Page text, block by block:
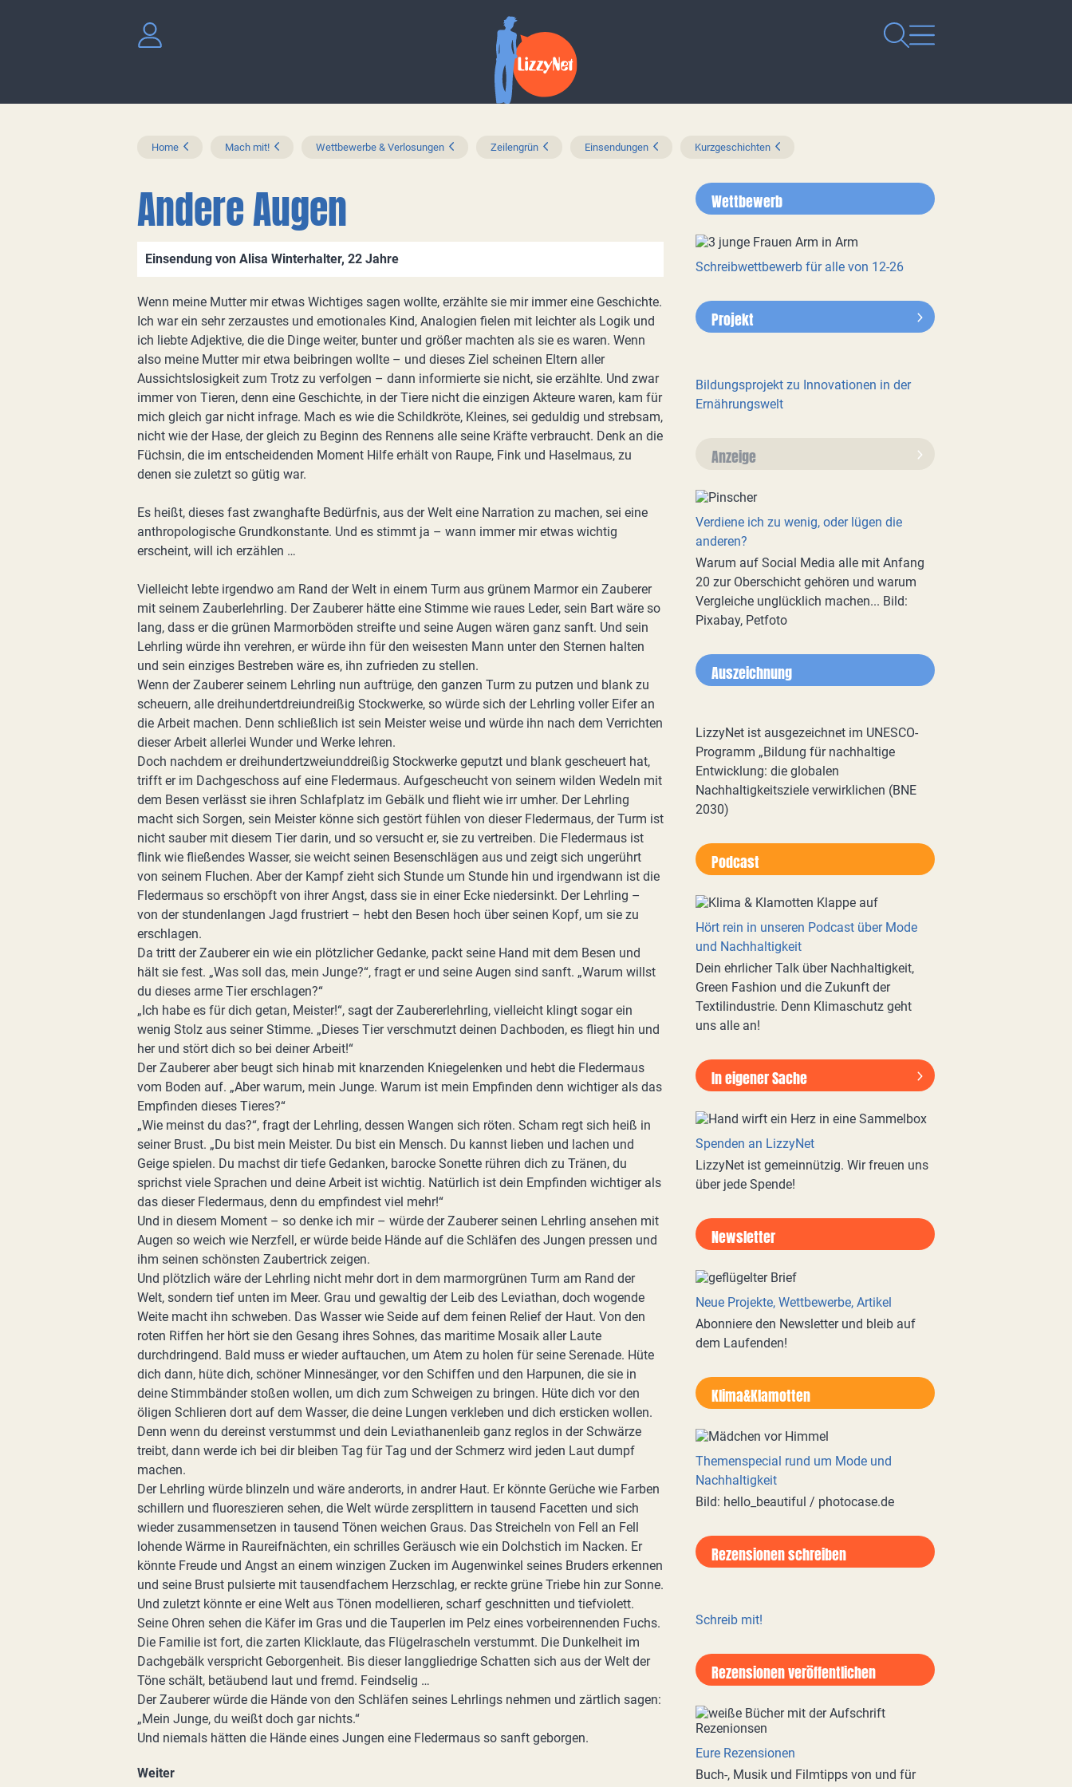
Home Mach mit! Wettbewerbe & Verlosungen Zeilengrün Einsendungen Kurzgeschichten
Andere Augen
Einsendung von Alisa Winterhalter, 22 Jahre
Wenn meine Mutter mir etwas Wichtiges sagen wollte, erzählte sie mir immer eine Geschichte.
Ich war ein sehr zerzaustes und emotionales Kind, Analogien fielen mit leichter als Logik und
ich liebte Adjektive, die die Dinge weiter, bunter und größer machten als sie es waren. Wenn
also meine Mutter mir etwa beibringen wollte – und dieses Ziel scheinen Eltern aller
Aussichtslosigkeit zum Trotz zu verfolgen – dann informierte sie nicht, sie erzählte. Und zwar
immer von Tieren, denn eine Geschichte, in der Tiere nicht die einzigen Akteure waren, kam für
mich gleich gar nicht infrage. Mach es wie die Schildkröte, Kleines, sei geduldig und strebsam,
nicht wie der Hase, der gleich zu Beginn des Rennens alle seine Kräfte verbraucht. Denk an die
Füchsin, die im entscheidenden Moment Hilfe erhält von Raupe, Fink und Haselmaus, zu
denen sie zuletzt so gütig war.
Es heißt, dieses fast zwanghafte Bedürfnis, aus der Welt eine Narration zu machen, sei eine
anthropologische Grundkonstante. Und es stimmt ja – wann immer mir etwas wichtig
erscheint, will ich erzählen …
Vielleicht lebte irgendwo am Rand der Welt in einem Turm aus grünem Marmor ein Zauberer
mit seinem Zauberlehrling. Der Zauberer hätte eine Stimme wie raues Leder, sein Bart wäre so
lang, dass er die grünen Marmorböden streifte und seine Augen wären ganz sanft. Und sein
Lehrling würde ihn verehren, er würde ihn für den weisesten Mann unter den Sternen halten
und sein einziges Bestreben wäre es, ihn zufrieden zu stellen.
Wenn der Zauberer seinem Lehrling nun auftrüge, den ganzen Turm zu putzen und blank zu
scheuern, alle dreihundertdreiundreißig Stockwerke, so würde sich der Lehrling voller Eifer an
die Arbeit machen. Denn schließlich ist sein Meister weise und würde ihn nach dem Verrichten
dieser Arbeit allerlei Wunder und Werke lehren.
Doch nachdem er dreihundertzweiunddreißig Stockwerke geputzt und blank gescheuert hat,
trifft er im Dachgeschoss auf eine Fledermaus. Aufgescheucht von seinem wilden Wedeln mit
dem Besen verlässt sie ihren Schlafplatz im Gebälk und flieht wie irr umher. Der Lehrling
macht sich Sorgen, sein Meister könne sich gestört fühlen von dieser Fledermaus, der Turm ist
nicht sauber mit diesem Tier darin, und so versucht er, sie zu vertreiben. Die Fledermaus ist
flink wie fließendes Wasser, sie weicht seinen Besenschlägen aus und zeigt sich ungerührt
von seinem Fluchen. Aber der Kampf zieht sich Stunde um Stunde hin und irgendwann ist die
Fledermaus so erschöpft von ihrer Angst, dass sie in einer Ecke niedersinkt. Der Lehrling –
von der stundenlangen Jagd frustriert – hebt den Besen hoch über seinen Kopf, um sie zu
erschlagen.
Da tritt der Zauberer ein wie ein plötzlicher Gedanke, packt seine Hand mit dem Besen und
hält sie fest. „Was soll das, mein Junge?“, fragt er und seine Augen sind sanft. „Warum willst
du dieses arme Tier erschlagen?“
„Ich habe es für dich getan, Meister!“, sagt der Zaubererlehrling, vielleicht klingt sogar ein
wenig Stolz aus seiner Stimme. „Dieses Tier verschmutzt deinen Dachboden, es fliegt hin und
her und stört dich so bei deiner Arbeit!“
Der Zauberer aber beugt sich hinab mit knarzenden Kniegelenken und hebt die Fledermaus
vom Boden auf. „Aber warum, mein Junge. Warum ist mein Empfinden denn wichtiger als das
Empfinden dieses Tieres?“
„Wie meinst du das?“, fragt der Lehrling, dessen Wangen sich röten. Scham regt sich heiß in
seiner Brust. „Du bist mein Meister. Du bist ein Mensch. Du kannst lieben und lachen und
Geige spielen. Du machst dir tiefe Gedanken, barocke Sonette rühren dich zu Tränen, du
sprichst viele Sprachen und deine Arbeit ist wichtig. Natürlich ist dein Empfinden wichtiger als
das dieser Fledermaus, denn du empfindest viel mehr!“
Und in diesem Moment – so denke ich mir – würde der Zauberer seinen Lehrling ansehen mit
Augen so weich wie Nerzfell, er würde beide Hände auf die Schläfen des Jungen pressen und
ihm seinen schönsten Zaubertrick zeigen.
Und plötzlich wäre der Lehrling nicht mehr dort in dem marmorgrünen Turm am Rand der
Welt, sondern tief unten im Meer. Grau und gewaltig der Leib des Leviathan, doch wogende
Weite macht ihn schweben. Das Wasser wie Seide auf dem feinen Relief der Haut. Von den
roten Riffen her hört sie den Gesang ihres Sohnes, das maritime Mosaik aller Laute
durchdringend. Bald muss er wieder auftauchen, um Atem zu holen für seine Serenade. Hüte
dich dann, hüte dich, schöner Minnesänger, vor den Schiffen und den Harpunen, die sie in
deine Stimmbänder stoßen wollen, um dich zum Schweigen zu bringen. Hüte dich vor den
öligen Schlieren dort auf dem Wasser, die deine Lungen verkleben und dich ersticken wollen.
Denn wenn du dereinst verstummst und dein Leviathanenleib ganz reglos in der Schwärze
treibt, dann werde ich bei dir bleiben Tag für Tag und der Schmerz wird jeden Laut dumpf
machen.
Der Lehrling würde blinzeln und wäre anderorts, in andrer Haut. Er könnte Gerüche wie Farben
schillern und fluoreszieren sehen, die Welt würde zersplittern in tausend Facetten und sich
wieder zusammensetzen in tausend Tönen weichen Graus. Das Streicheln von Fell an Fell
lohende Wärme in Raureifnächten, ein schrilles Geräusch wie ein Dolchstich im Nacken. Er
könnte Freude und Angst an einem winzigen Zucken im Augenwinkel seines Bruders erkennen
und seine Brust pulsierte mit tausendfachem Herzschlag, er reckte grüne Triebe hin zur Sonne.
Und zuletzt könnte er eine Welt aus Tönen modellieren, scharf geschnitten und tiefviolett.
Seine Ohren sehen die Käfer im Gras und die Tauperlen im Pelz eines vorbeirennenden Fuchs.
Die Familie ist fort, die zarten Klicklaute, das Flügelrascheln verstummt. Die Dunkelheit im
Dachgebälk verspricht Geborgenheit. Bis dieser langgliedrige Schatten sich aus der Welt der
Töne schält, betäubend laut und fremd. Feindselig …
Der Zauberer würde die Hände von den Schläfen seines Lehrlings nehmen und zärtlich sagen:
„Mein Junge, du weißt doch gar nichts.“
Und niemals hätten die Hände eines Jungen eine Fledermaus so sanft geborgen.
Weiter
Wettbewerb
Schreibwettbewerb für alle von 12-26
Projekt
Bildungsprojekt zu Innovationen in der
Ernährungswelt
Anzeige
Verdiene ich zu wenig, oder lügen die
anderen?
Warum auf Social Media alle mit Anfang
20 zur Oberschicht gehören und warum
Vergleiche unglücklich machen... Bild:
Pixabay, Petfoto
Auszeichnung
LizzyNet ist ausgezeichnet im UNESCO-
Programm „Bildung für nachhaltige
Entwicklung: die globalen
Nachhaltigkeitsziele verwirklichen (BNE
2030)
Podcast
Hört rein in unseren Podcast über Mode
und Nachhaltigkeit
Dein ehrlicher Talk über Nachhaltigkeit,
Green Fashion und die Zukunft der
Textilindustrie. Denn Klimaschutz geht
uns alle an!
In eigener Sache
Spenden an LizzyNet
LizzyNet ist gemeinnützig. Wir freuen uns
über jede Spende!
Newsletter
Neue Projekte, Wettbewerbe, Artikel
Abonniere den Newsletter und bleib auf
dem Laufenden!
Klima&Klamotten
Themenspecial rund um Mode und
Nachhaltigkeit
Bild: hello_beautiful / photocase.de
Rezensionen schreiben
Schreib mit!
Rezensionen veröffentlichen
Eure Rezensionen
Buch-, Musik und Filmtipps von und für